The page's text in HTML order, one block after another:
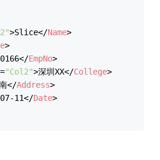
>Slice</Name>
>
</EmpNo>
="Col2">深圳XX</College>
</Address>
11</Date>